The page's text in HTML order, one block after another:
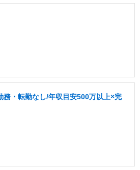
・転勤なし/年収目安500万以上×完